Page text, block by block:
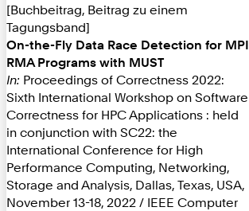
[Buchbeitrag, Beitrag zu einem
Tagungsband]
On-the-Fly Data Race Detection for MPI
RMA Programs with MUST
In: Proceedings of Correctness 2022:
Sixth International Workshop on Software
Correctness for HPC Applications : held
in conjunction with SC22: the
International Conference for High
Performance Computing, Networking,
Storage and Analysis, Dallas, Texas, USA,
November 13-18, 2022 / IEEE Computer